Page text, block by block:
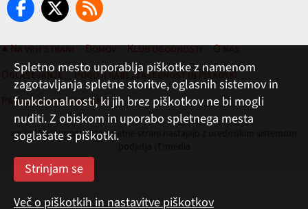
▲ Na vrh strani Domov Klub ugodnosti
O nas
Oglaševanje
Pogoji rabe, zasebnost in piškotki
Pravila nagradne igre
revija Vzajemnost in te spletne strani nastajajo z uredniškim sistemom
Spletno mesto uporablja piškotke z namenom
zagotavljanja spletne storitve, oglasnih sistemov in
funkcionalnosti, ki jih brez piškotkov ne bi mogli
nuditi. Z obiskom in uporabo spletnega mesta
soglašate s piškotki.
Več o piškotkih in nastavitve piškotkov